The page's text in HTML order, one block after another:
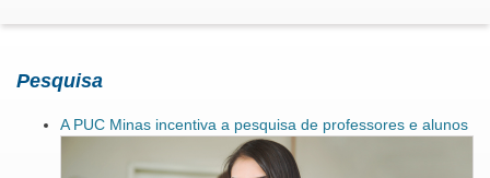
Pesquisa
A PUC Minas incentiva a pesquisa de professores e alunos